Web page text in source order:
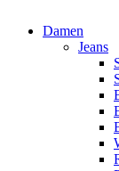
Damen
Jeans